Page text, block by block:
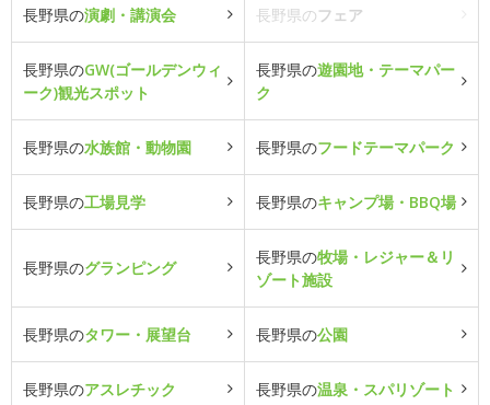
長野県の演劇・講演会 長野県のフェア
長野県のGW(ゴールデンウィ
ーク)観光スポット
長野県の遊園地・テーマパー
ク
長野県の水族館・動物園 長野県のフードテーマパーク
長野県の工場見学 長野県のキャンプ場・BBQ場
長野県のグランピング
長野県の牧場・レジャー＆リ
ゾート施設
長野県のタワー・展望台 長野県の公園
長野県のアスレチック 長野県の温泉・スパリゾート